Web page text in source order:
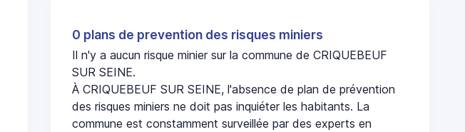
0 plans de prevention des risques miniers
Il n'y a aucun risque minier sur la commune de CRIQUEBEUF
SUR SEINE.
À CRIQUEBEUF SUR SEINE, l'absence de plan de prévention
des risques miniers ne doit pas inquiéter les habitants. La
commune est constamment surveillée par des experts en